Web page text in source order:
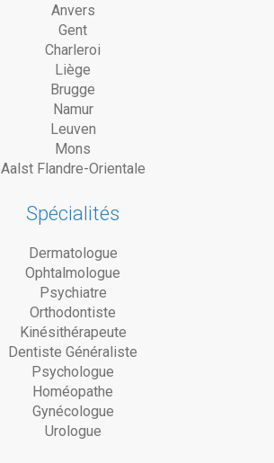
Anvers
Gent
Charleroi
Liège
Brugge
Namur
Leuven
Mons
Aalst Flandre-Orientale
Spécialités
Dermatologue
Ophtalmologue
Psychiatre
Orthodontiste
Kinésithérapeute
Dentiste Généraliste
Psychologue
Homéopathe
Gynécologue
Urologue